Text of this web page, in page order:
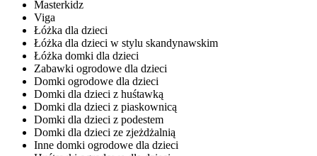
Masterkidz
Viga
Łóżka dla dzieci
Łóżka dla dzieci w stylu skandynawskim
Łóżka domki dla dzieci
Zabawki ogrodowe dla dzieci
Domki ogrodowe dla dzieci
Domki dla dzieci z huśtawką
Domki dla dzieci z piaskownicą
Domki dla dzieci z podestem
Domki dla dzieci ze zjeżdżalnią
Inne domki ogrodowe dla dzieci